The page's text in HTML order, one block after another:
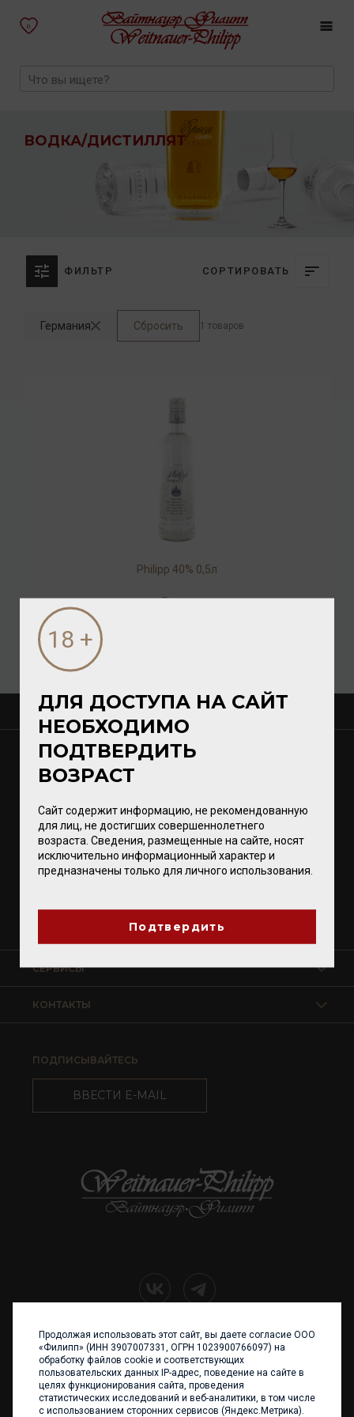
0
ВОДКА/ДИСТИЛЛЯТ
ФИЛЬТР СОРТИРОВАТЬ
Германия Сбросить 1 товаров
Philipp 40% 0,5л
Водка
О КОМПАНИИ
МАГАЗИНЫ
Калининград
Зеленоградск
Гурьевск
КОНТАКТЫ
СЕРВИСЫ
ПОДПИСЫВАЙТЕСЬ
ВВЕСТИ E-MAIL
+7 (4012) 960 898
236017 Калининград,
ул. Каштановая аллея, 47
Телефон: +7 4012 960 898,
+7 4012 960 856
ДЛЯ ДОСТУПА НА САЙТ
НЕОБХОДИМО
ПОДТВЕРДИТЬ
ВОЗРАСТ
Сайт содержит информацию, не рекомендованную
для лиц, не достигших совершеннолетнего
возраста. Сведения, размещенные на сайте, носят
исключительно информационный характер и
предназначены только для личного использования.
Подтвердить
Продолжая использовать этот сайт, вы даете согласие ООО
«Филипп» (ИНН 3907007331, ОГРН 1023900766097) на
обработку файлов cookie и соответствующих
пользовательских данных IP-адрес, поведение на сайте в
целях функционирования сайта, проведения
статистических исследований и веб-аналитики, в том числе
с использованием сторонних сервисов (Яндекс.Метрика).